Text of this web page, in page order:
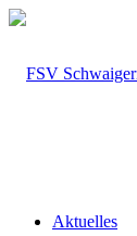
Aktuelles